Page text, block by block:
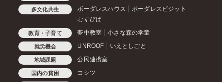
多文化共生 ボーダレスハウス
ボーダレスビジット
むすびば
教育・子育て 夢中教室 小さな森の学童
就労機会 UNROOF いえとしごと
地域課題 公民連携室
国内の貧困 コシツ